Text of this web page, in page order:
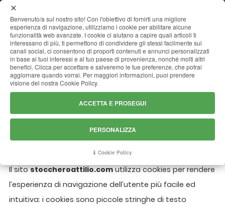
COOKIE POLICY
Tipologia di Cookies
Il sitostoccheroattilio.comutilizza cookies per rendere
l’esperienza di navigazione dell’utente più facile ed
intuitiva: i cookies sono piccole stringhe di testo
Benvenuto/a sul nostro sito! Con l'obiettivo di fornirti una migliore
esperienza di navigazione, utilizziamo i cookie per abilitare alcune
funzionalità web avanzate. I cookie ci aiutano a capire quali articoli ti
interessano di più, ti permettono di condividere gli stessi facilmente sui
canali social, ci consentono di proporti contenuti e annunci personalizzati
in base ai tuoi interessi e al tuo paese di provenienza, nonché molti altri
benefici. Clicca per accettare e salveremo le tue preferenze, che potrai
aggiornare quando vorrai. Per maggiori informazioni, puoi prendere
visione del nostra Cookie Policy.
ACCETTA E PROSEGUI
PERSONALIZZA
Cookie Policy